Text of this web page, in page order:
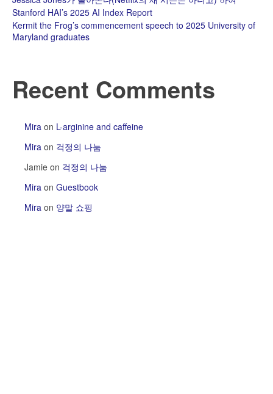
Stanford HAI’s 2025 AI Index Report
Kermit the Frog’s commencement speech to 2025 University of
Maryland graduates
Recent Comments
Mira on L-arginine and caffeine
Mira on 걱정의 나눔
Jamie on 걱정의 나눔
Mira on Guestbook
Mira on 양말 쇼핑